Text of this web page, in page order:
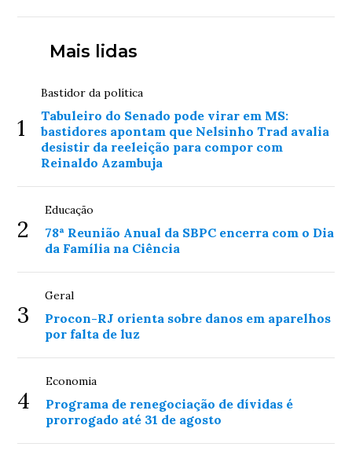
Mais lidas
1
Bastidor da política
Tabuleiro do Senado pode virar em MS:
bastidores apontam que Nelsinho Trad avalia
desistir da reeleição para compor com
Reinaldo Azambuja
2
Educação
78ª Reunião Anual da SBPC encerra com o Dia
da Família na Ciência
3
Geral
Procon-RJ orienta sobre danos em aparelhos
por falta de luz
4
Economia
Programa de renegociação de dívidas é
prorrogado até 31 de agosto